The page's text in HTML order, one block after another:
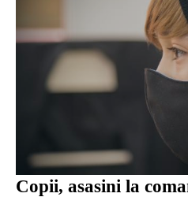
Copii, asasini la